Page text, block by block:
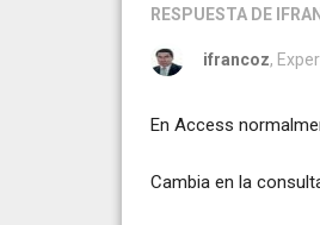
RESPUESTA DE
ifrancoz,
En Access
Cambia en la